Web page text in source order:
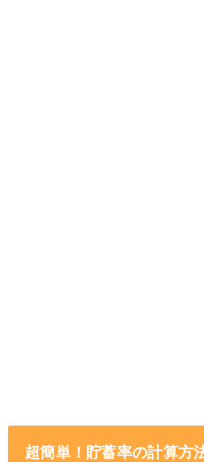
超簡単！貯蓄率の計算方